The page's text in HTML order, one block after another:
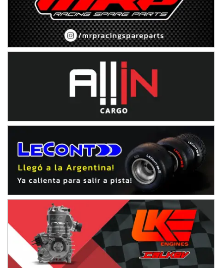
Rufino (Santa Fe)
TUCUMANO - F5
Juan Navarro (Asfalto)
El Timbó (Tucumán)